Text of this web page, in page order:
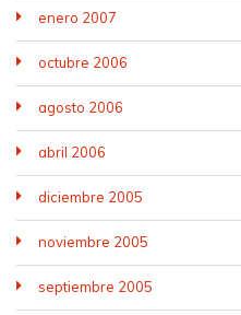
enero 2007
octubre 2006
agosto 2006
abril 2006
diciembre 2005
noviembre 2005
septiembre 2005